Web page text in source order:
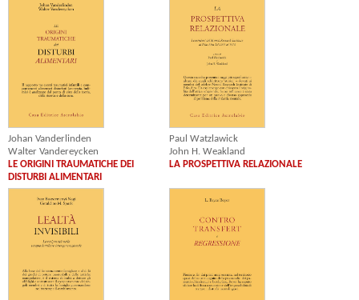
Johan Vanderlinden
Walter Vandereycken
LE ORIGINI TRAUMATICHE DEI
DISTURBI ALIMENTARI
Paul Watzlawick
John H. Weakland
LA PROSPETTIVA RELAZIONALE